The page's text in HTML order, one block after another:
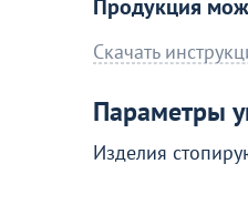
Продукция
Скачать
Параметры
Изделия